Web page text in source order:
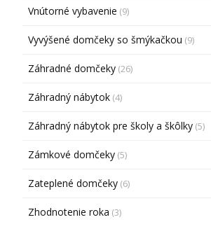
Vnútorné vybavenie (9)
Vyvýšené domčeky so šmýkačkou (9)
Záhradné domčeky (26)
Záhradný nábytok (4)
Záhradný nábytok pre školy a škôlky (5)
Zámkové domčeky (5)
Zateplené domčeky (6)
Zhodnotenie roka (3)